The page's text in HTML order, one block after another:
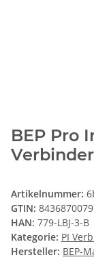
BEP Pro
Artikelnummer:
GTIN:
HAN: 779-LBJ-3-B
Kategorie: PI
Hersteller: BEP-